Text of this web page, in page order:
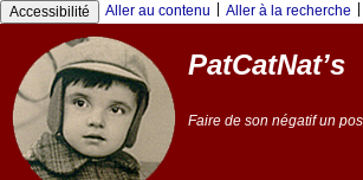
Panneau de gestion des cookies
Accessibilité Aller au contenu Aller à la recherche
PatCatNat’s
Faire de son négatif un